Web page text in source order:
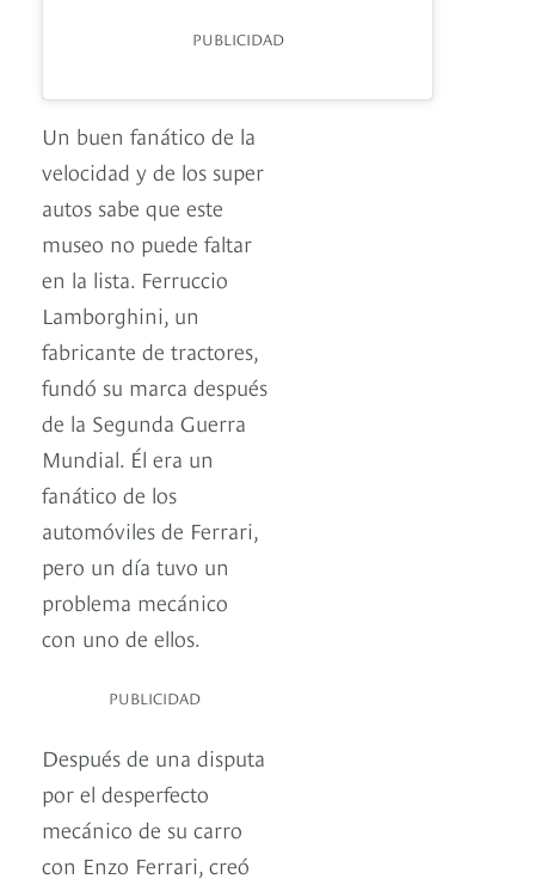
PUBLICIDAD
Un buen fanático de la
velocidad y de los super
autos sabe que este
museo no puede faltar
en la lista. Ferruccio
Lamborghini, un
fabricante de tractores,
fundó su marca después
de la Segunda Guerra
Mundial. Él era un
fanático de los
automóviles de Ferrari,
pero un día tuvo un
problema mecánico
con uno de ellos.
PUBLICIDAD
Después de una disputa
por el desperfecto
mecánico de su carro
con Enzo Ferrari, creó